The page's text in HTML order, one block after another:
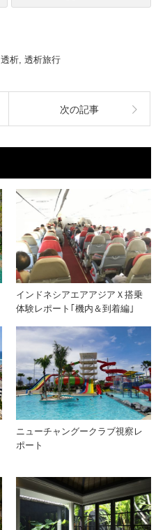
透析 透析旅行
次の記事
インドネシアエアアジアＸ搭乗
体験レポート｢機内＆到着編｣
ニューチャングークラブ視察レ
ポート